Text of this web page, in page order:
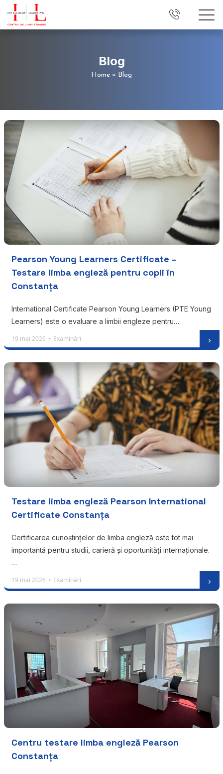
Blog
Home » Blog
Pearson Young Learners Certificate –
Testare limba engleză pentru copii în
Constanța
International Certificate Pearson Young Learners (PTE Young
Learners) este o evaluare a limbii engleze pentru…
19 mai 2026 • Examinări
Testare limba engleză Pearson International
Certificate Constanța
Certificarea cunoștințelor de limba engleză este tot mai
importantă pentru studii, carieră și oportunități internaționale.
…
19 mai 2026 • Examinări
Centru testare limba engleză Pearson
Constanța